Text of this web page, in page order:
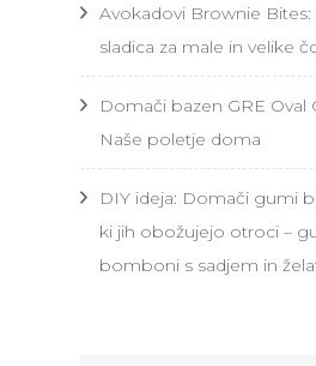
Avokadovi Brownie Bites:
sladica za male in velike
Domači bazen GRE Oval
Naše poletje doma
DIY ideja: Domači gumi
ki jih obožujejo otroci –
bomboni s sadjem in